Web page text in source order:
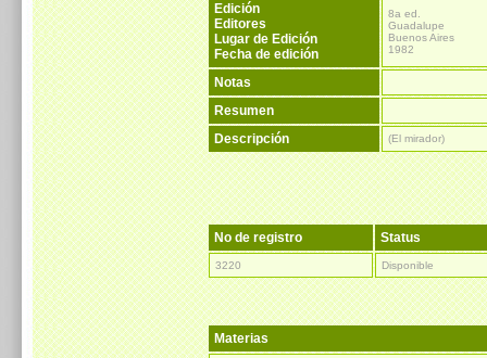
Edición
Editores
Lugar de Edición
Fecha de edición
8a ed.
Guadalupe
Buenos Aires
1982
Notas
Resumen
Descripción
(El mirador)
No de registro Status
3220 Disponible
Materias